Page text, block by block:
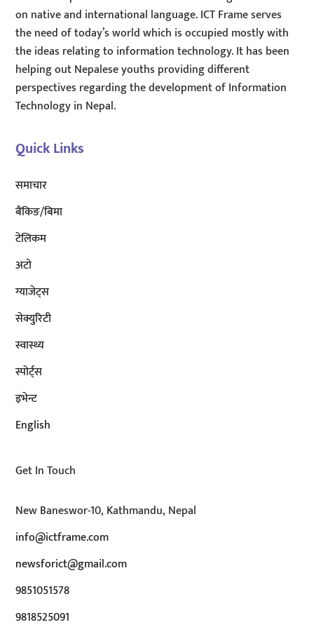
on native and international language. ICT Frame serves
the need of today’s world which is occupied mostly with
the ideas relating to information technology. It has been
helping out Nepalese youths providing different
perspectives regarding the development of Information
Technology in Nepal.
Quick Links
समाचार
बैंकिङ/बिमा
टेलिकम
अटाे
ग्याजेट्स
सेक्युरिटी
स्वास्थ्य
स्पोर्ट्स
इभेन्ट
English
Get In Touch
New Baneswor-10, Kathmandu, Nepal
info@ictframe.com
newsforict@gmail.com
9851051578
9818525091